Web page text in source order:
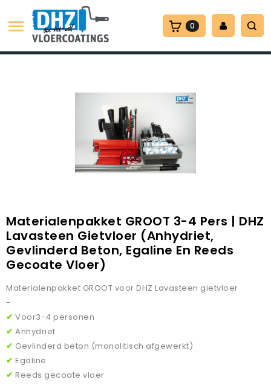
 0
Materialenpakket GROOT 3-4 Pers | DHZ
Lavasteen Gietvloer (anhydriet,
Gevlinderd Beton, Egaline En Reeds
Gecoate Vloer)
Materialenpakket GROOT voor DHZ Lavasteen gietvloer
-
✔ Voor3-4 personen
✔ Anhydriet
✔ Gevlinderd beton (monolitisch afgewerkt)
✔ Egaline
✔ Reeds gecoate vloer